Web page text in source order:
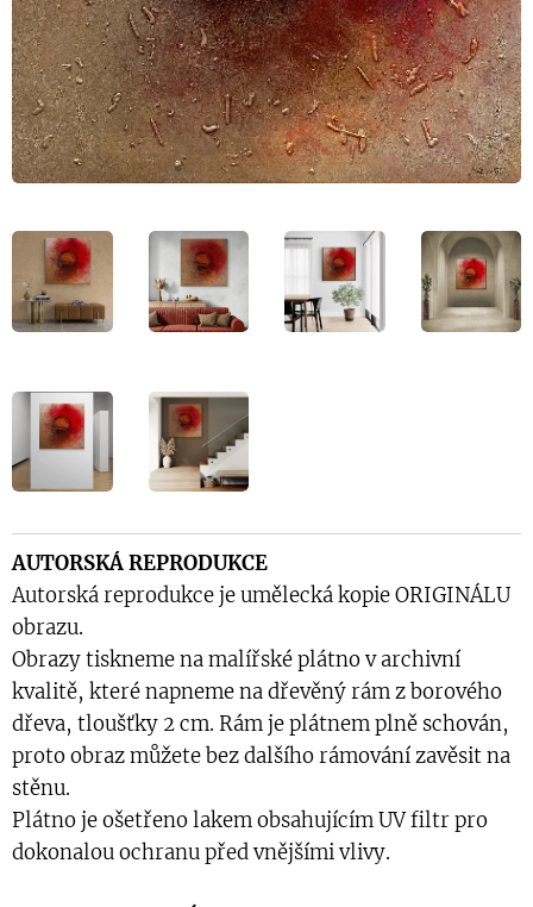
AUTORSKÁ REPRODUKCE
Autorská reprodukce je umělecká kopie ORIGINÁLU
obrazu.
Obrazy tiskneme na malířské plátno v archivní
kvalitě, které napneme na dřevěný rám z borového
dřeva, tloušťky 2 cm. Rám je plátnem plně schován,
proto obraz můžete bez dalšího rámování zavěsit na
stěnu.
Plátno je ošetřeno lakem obsahujícím UV filtr pro
dokonalou ochranu před vnějšími vlivy.